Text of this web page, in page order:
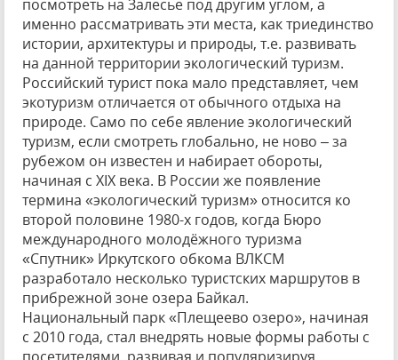
посмотреть на Залесье под другим углом, а
именно рассматривать эти места, как триединство
истории, архитектуры и природы, т.е. развивать
на данной территории экологический туризм.
Российский турист пока мало представляет, чем
экотуризм отличается от обычного отдыха на
природе. Само по себе явление экологический
туризм, если смотреть глобально, не ново – за
рубежом он известен и набирает обороты,
начиная с XIX века. В России же появление
термина «экологический туризм» относится ко
второй половине 1980-х годов, когда Бюро
международного молодёжного туризма
«Спутник» Иркутского обкома ВЛКСМ
разработало несколько туристских маршрутов в
прибрежной зоне озера Байкал.
Национальный парк «Плещеево озеро», начиная
с 2010 года, стал внедрять новые формы работы с